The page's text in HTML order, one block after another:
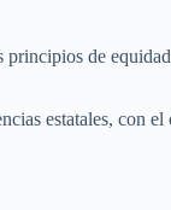
principios de
estatales, con